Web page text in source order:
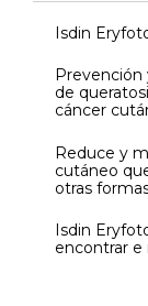
Isdin
de
cáncer
Reduce y
cutáneo
otras
Isdin
encontrar e